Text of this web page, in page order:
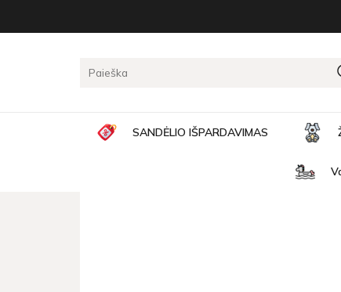
SANDĖLIO IŠPARDAVIMAS
Pagrindinis Žaislų naujienos Magic rattle on the
MAGIC RATTLE ON THE